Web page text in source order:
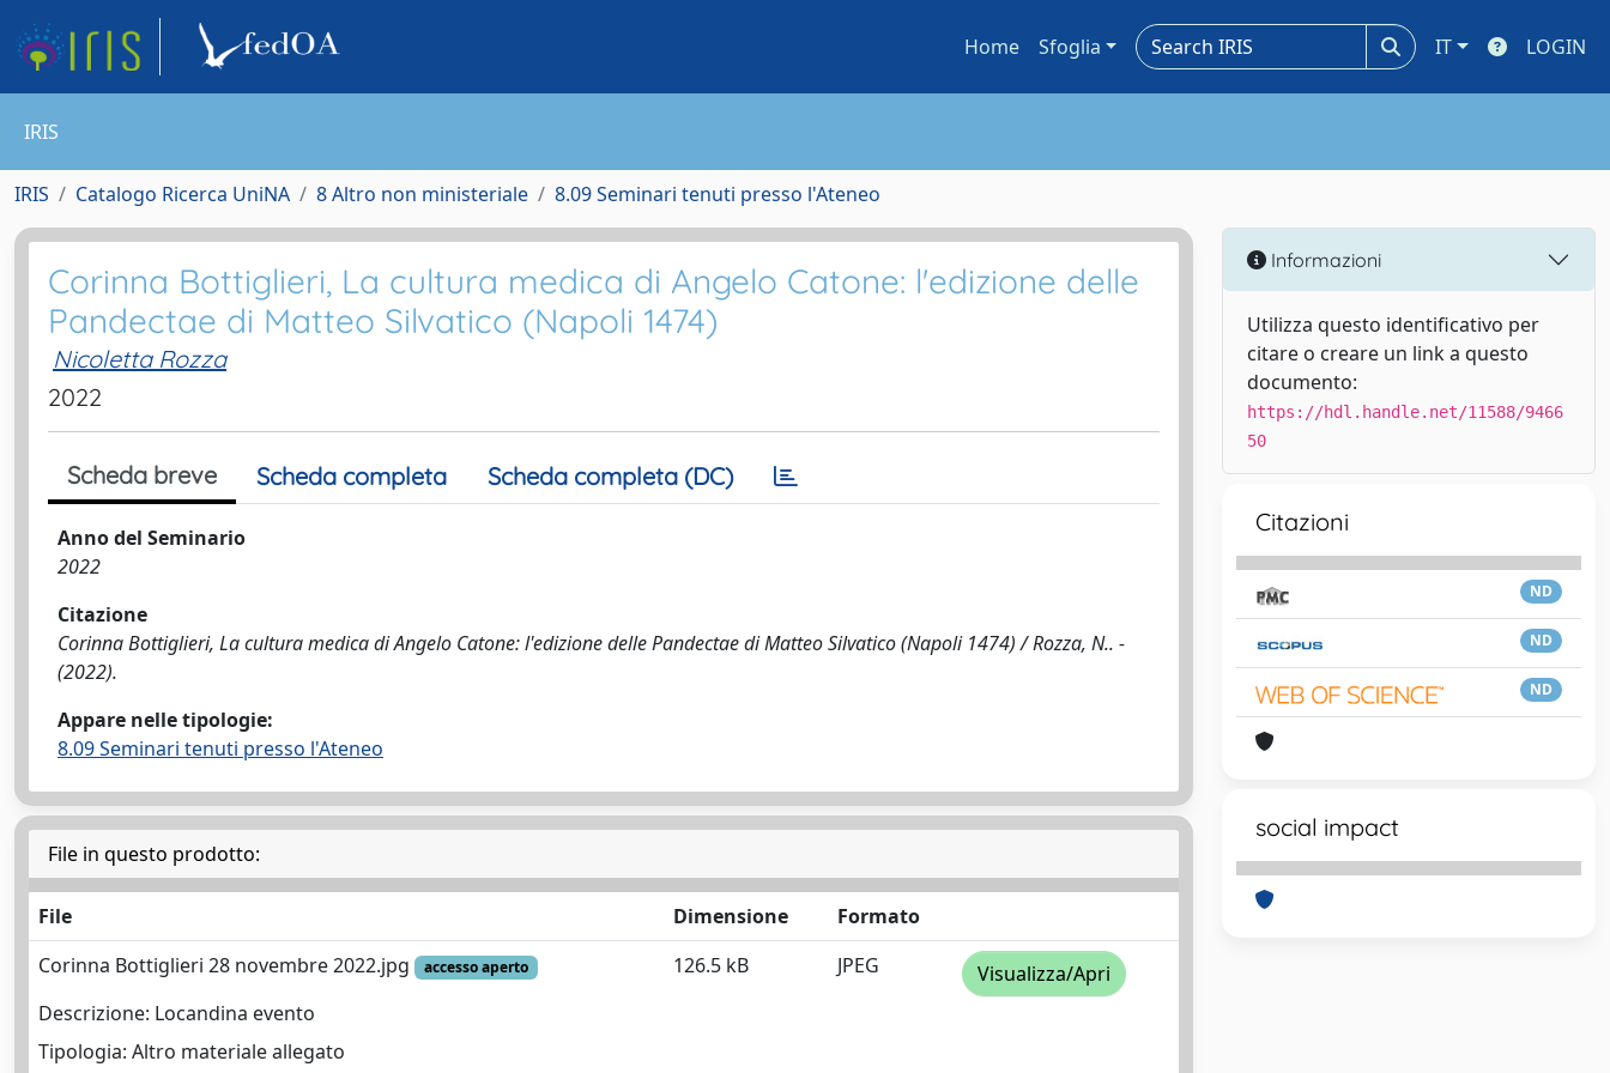
Home Sfoglia IT LOGIN
IRIS
IRIS Catalogo Ricerca UniNA 8 Altro non ministeriale 8.09 Seminari tenuti presso l'Ateneo
Corinna Bottiglieri, La cultura medica di Angelo Catone: l'edizione delle
Pandectae di Matteo Silvatico (Napoli 1474)
Nicoletta Rozza
2022
Scheda breve Scheda completa Scheda completa (DC)
Anno del Seminario
2022
Citazione
Corinna Bottiglieri, La cultura medica di Angelo Catone: l'edizione delle Pandectae di Matteo Silvatico (Napoli 1474) / Rozza, N.. -
(2022).
Appare nelle tipologie:
8.09 Seminari tenuti presso l'Ateneo
File in questo prodotto:
File Dimensione
Formato
Corinna Bottiglieri 28 novembre 2022.jpg
accesso aperto
Descrizione: Locandina evento
Tipologia: Altro materiale allegato
126.5 kB JPEG Visualizza/Apri
Informazioni
Utilizza questo identificativo per
citare o creare un link a questo
documento:
https://hdl.handle.net/11588/9466
50
Citazioni
ND
ND
ND
social impact